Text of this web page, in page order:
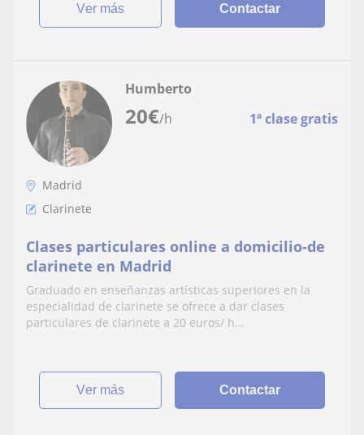
ver más Contactar
20€/h 1ª clase gratis
Humberto
Madrid
Clarinete
Clases particulares online a domicilio-de
clarinete en Madrid
Graduado en enseñanzas artísticas superiores en la
especialidad de clarinete se ofrece a dar clases
particulares de clarinete a 20 euros/ h...
ver más Contactar